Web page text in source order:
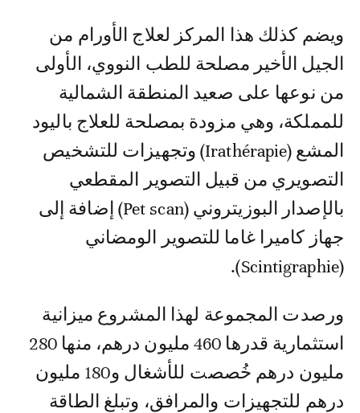
ويضم كذلك هذا المركز لعلاج الأورام من
الجيل الأخير مصلحة للطب النووي، الأولى
من نوعها على صعيد المنطقة الشمالية
للمملكة، وهي مزودة بمصلحة للعلاج باليود
المشع (Irathérapie) وتجهيزات للتشخيص
التصويري من قبيل التصوير المقطعي
بالإصدار البوزيتروني (Pet scan) إضافة إلى
جهاز كاميرا غاما للتصوير الومضاني
(Scintigraphie).
ورصدت المجموعة لهذا المشروع ميزانية
استثمارية قدرها 460 مليون درهم، منها 280
مليون درهم خُصصت للأشغال و180 مليون
درهم للتجهيزات والمرافق، وتبلغ الطاقة